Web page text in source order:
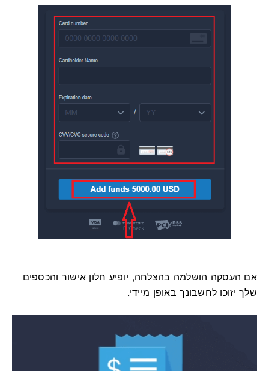
אם העסקה הושלמה בהצלחה, יופיע חלון אישור והכספים
שלך יזוכו לחשבונך באופן מיידי.